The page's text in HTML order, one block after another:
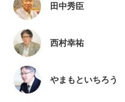
田中秀臣
西村幸祐
やまもといちろう